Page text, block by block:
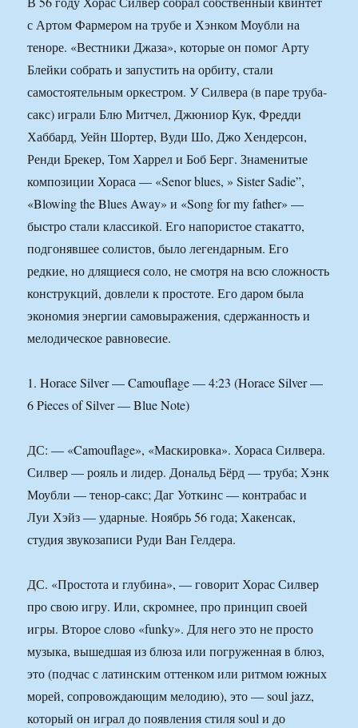
с Артом Фармером на трубе и Хэнком Моубли на
теноре. «Вестники Джаза», которые он помог Арту
Блейки собрать и запустить на орбиту, стали
самостоятельным оркестром. У Силвера (в паре труба-
сакс) играли Блю Митчел, Джюниор Кук, Фредди
Хаббард, Уейн Шортер, Вуди Шо, Джо Хендерсон,
Ренди Брекер, Том Харрел и Боб Берг. Знаменитые
композиции Хораса — «Senor blues, » Sister Sadie”,
«Blowing the Blues Away» и «Song for my father» —
быстро стали классикой. Его напористое стакатто,
подгонявшее солистов, было легендарным. Его
редкие, но длящиеся соло, не смотря на всю сложность
конструкций, довлели к простоте. Его даром была
экономия энергии самовыражения, сдержанность и
мелодическое равновесие.
1. Horace Silver — Camouflage — 4:23 (Horace Silver —
6 Pieces of Silver — Blue Note)
ДС: — «Camouflage», «Маскировка». Хораса Силвера.
Силвер — рояль и лидер. Дональд Бёрд — труба; Хэнк
Моубли — тенор-сакс; Даг Уоткинс — контрабас и
Луи Хэйз — ударные. Ноябрь 56 года; Хакенсак,
студия звукозаписи Руди Ван Гелдера.
ДС. «Простота и глубина», — говорит Хорас Силвер
про свою игру. Или, скромнее, про принцип своей
игры. Второе слово «funky». Для него это не просто
музыка, вышедшая из блюза или погруженная в блюз,
это (подчас с латинским оттенком или ритмом южных
морей, сопровождающим мелодию), это — soul jazz,
который он играл до появления стиля soul и до